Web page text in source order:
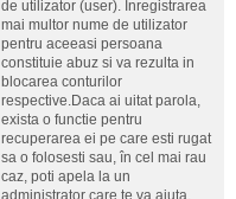
de utilizator (user). Inregistrarea
mai multor nume de utilizator
pentru aceeasi persoana
constituie abuz si va rezulta in
blocarea conturilor
respective.Daca ai uitat parola,
exista o functie pentru
recuperarea ei pe care esti rugat
sa o folosesti sau, în cel mai rau
caz, poti apela la un
administrator care te va ajuta.